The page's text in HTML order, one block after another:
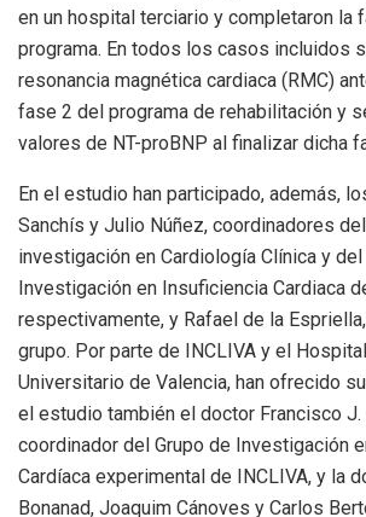
en un hospital terciario y completaron la
programa. En todos los casos incluidos
resonancia magnética cardiaca (RMC)
fase 2 del programa de rehabilitación y
valores de NT-proBNP al finalizar dicha
En el estudio han participado, además,
Sanchís y Julio Núñez, coordinadores
investigación en Cardiología Clínica y del
Investigación en Insuficiencia Cardiaca
respectivamente, y Rafael de la
grupo. Por parte de INCLIVA y el
Universitario de Valencia, han ofrecido
el estudio también el doctor Francisco J.
coordinador del Grupo de Investigación
Cardíaca experimental de INCLIVA, y la
Bonanad, Joaquim Cánoves y Carlos